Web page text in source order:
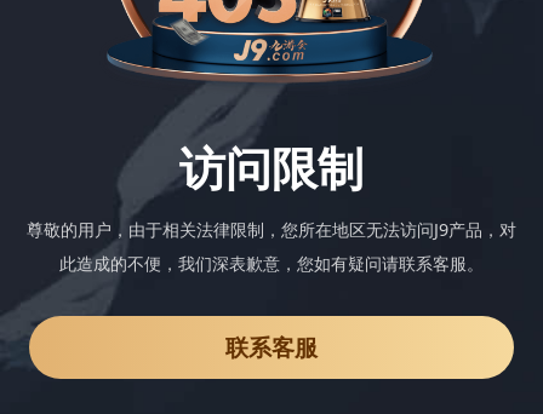
访问限制
尊敬的用户，由于相关法律限制，您所在地区无法访问J9产品，对
此造成的不便，我们深表歉意，您如有疑问请联系客服。
联系客服